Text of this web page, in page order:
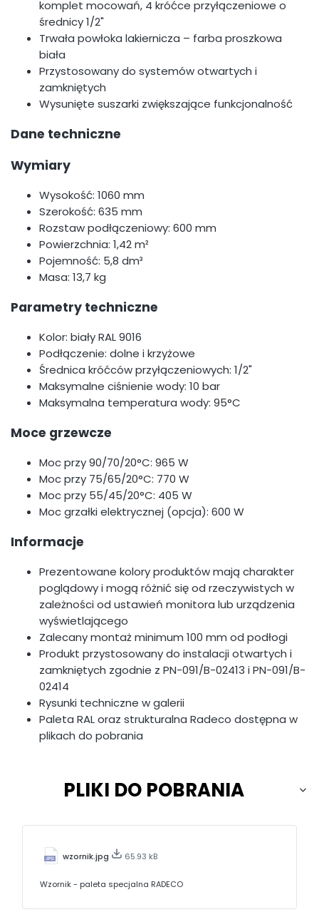
komplet mocowań, 4 króćce przyłączeniowe o
średnicy 1/2"
Trwała powłoka lakiernicza – farba proszkowa
biała
Przystosowany do systemów otwartych i
zamkniętych
Wysunięte suszarki zwiększające funkcjonalność
Dane techniczne
Wymiary
Wysokość: 1060 mm
Szerokość: 635 mm
Rozstaw podłączeniowy: 600 mm
Powierzchnia: 1,42 m²
Pojemność: 5,8 dm³
Masa: 13,7 kg
Parametry techniczne
Kolor: biały RAL 9016
Podłączenie: dolne i krzyżowe
Średnica króćców przyłączeniowych: 1/2"
Maksymalne ciśnienie wody: 10 bar
Maksymalna temperatura wody: 95°C
Moce grzewcze
Moc przy 90/70/20°C: 965 W
Moc przy 75/65/20°C: 770 W
Moc przy 55/45/20°C: 405 W
Moc grzałki elektrycznej (opcja): 600 W
Informacje
Prezentowane kolory produktów mają charakter
poglądowy i mogą różnić się od rzeczywistych w
zależności od ustawień monitora lub urządzenia
wyświetlającego
Zalecany montaż minimum 100 mm od podłogi
Produkt przystosowany do instalacji otwartych i
zamkniętych zgodnie z PN-091/B-02413 i PN-091/B-
02414
Rysunki techniczne w galerii
Paleta RAL oraz strukturalna Radeco dostępna w
plikach do pobrania
PLIKI DO POBRANIA
wzornik.jpg 65.93 kB
Wzornik - paleta specjalna RADECO